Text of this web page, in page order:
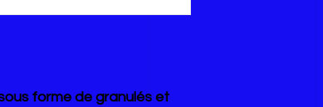
forme de granulés et